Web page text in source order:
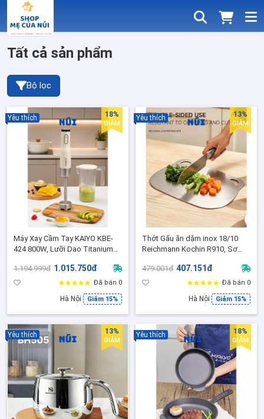
Tất cả sản phẩm
Bộ lọc
Máy Xay Cầm Tay KAIYO KBE-
424 800W, Lưỡi Dao Titanium
Phẩm Sinh Tố Cháo Ăn Dặm Dễ
Vệ Sinh
1.194.999đ 1.015.750đ
Đã bán 0
Hà Nội Giảm 15%
Yêu thích 18%
GIẢM
Thớt Gấu ăn dặm inox 18/10
Reichmann Kochin R910, Sơ
sinh
479.001đ 407.151đ
Đã bán 0
Hà Nội Giảm 15%
Yêu thích 13%
GIẢM
Yêu thích 13%
GIẢM
Yêu thích 18%
GIẢM